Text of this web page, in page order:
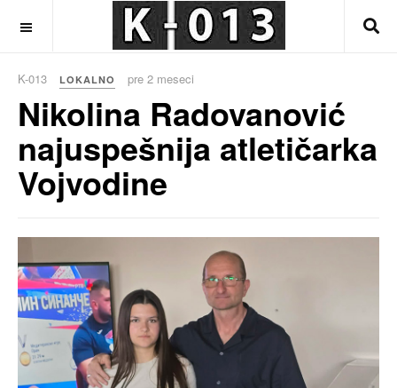
K-013 LOKALNO pre 2 meseci
Nikolina Radovanović
najuspešnija atletičarka
Vojvodine